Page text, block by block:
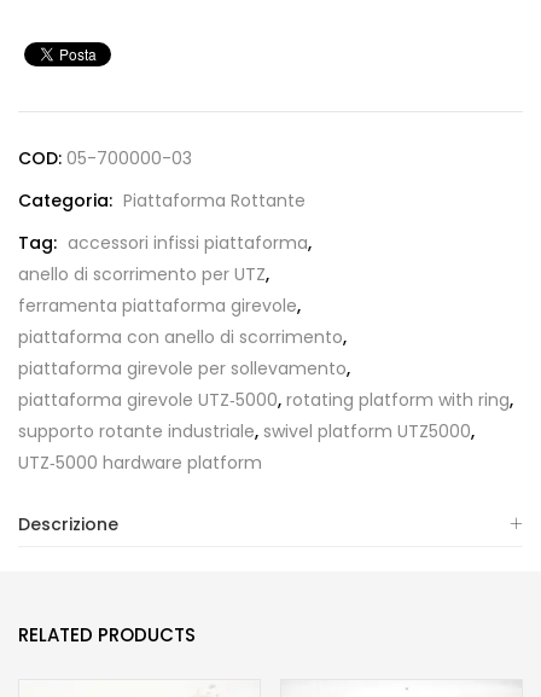
COD: 05-700000-03
Categoria: Piattaforma Rottante
Tag: accessori infissi piattaforma,
anello di scorrimento per UTZ,
ferramenta piattaforma girevole,
piattaforma con anello di scorrimento,
piattaforma girevole per sollevamento,
piattaforma girevole UTZ‑5000, rotating platform with ring,
supporto rotante industriale, swivel platform UTZ5000,
UTZ‑5000 hardware platform
Descrizione
RELATED PRODUCTS